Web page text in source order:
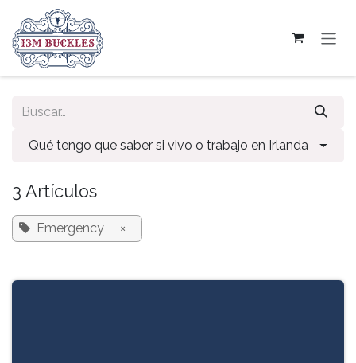
Ir al contenido
Qué tengo que saber si vivo o trabajo en Irlanda
3 Artículos
Emergency ×